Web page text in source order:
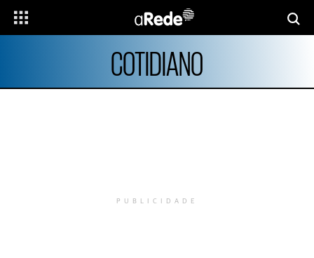
COTIDIANO
PUBLICIDADE